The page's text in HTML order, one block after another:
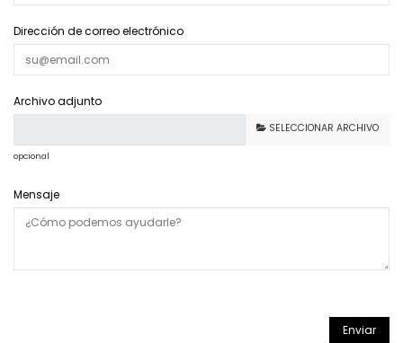
Dirección de correo electrónico
Archivo adjunto
SELECCIONAR ARCHIVO
opcional
Mensaje